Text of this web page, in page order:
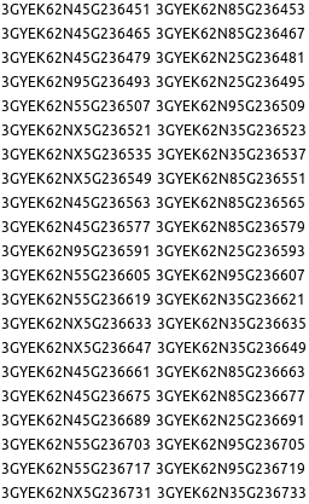
3GYEK62N45G236451 3GYEK62N85G236453
3GYEK62N45G236465 3GYEK62N85G236467
3GYEK62N45G236479 3GYEK62N25G236481
3GYEK62N95G236493 3GYEK62N25G236495
3GYEK62N55G236507 3GYEK62N95G236509
3GYEK62NX5G236521 3GYEK62N35G236523
3GYEK62NX5G236535 3GYEK62N35G236537
3GYEK62NX5G236549 3GYEK62N85G236551
3GYEK62N45G236563 3GYEK62N85G236565
3GYEK62N45G236577 3GYEK62N85G236579
3GYEK62N95G236591 3GYEK62N25G236593
3GYEK62N55G236605 3GYEK62N95G236607
3GYEK62N55G236619 3GYEK62N35G236621
3GYEK62NX5G236633 3GYEK62N35G236635
3GYEK62NX5G236647 3GYEK62N35G236649
3GYEK62N45G236661 3GYEK62N85G236663
3GYEK62N45G236675 3GYEK62N85G236677
3GYEK62N45G236689 3GYEK62N25G236691
3GYEK62N55G236703 3GYEK62N95G236705
3GYEK62N55G236717 3GYEK62N95G236719
3GYEK62NX5G236731 3GYEK62N35G236733